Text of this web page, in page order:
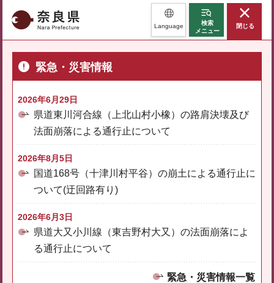
奈良県 Language
検索
メニュー
閉じる
緊急・災害情報
2026年6月29日
県道東川河合線（上北山村小橡）の路肩決壊及び
法面崩落による通行止について
2026年8月5日
国道168号（十津川村平谷）の崩土による通行止に
ついて(迂回路有り)
2026年6月3日
県道大又小川線（東吉野村大又）の法面崩落によ
る通行止について
緊急・災害情報一覧